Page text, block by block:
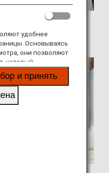
удобнее
Основываясь
они позволяют
который
интересам, в
почты,
и принять